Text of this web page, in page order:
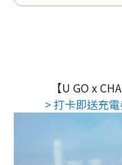
【U GO x
> 打卡即送充